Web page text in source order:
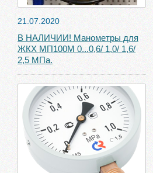
21.07.2020
В НАЛИЧИИ! Манометры для
ЖКХ МП100М 0...0,6/ 1,0/ 1,6/
2,5 МПа.